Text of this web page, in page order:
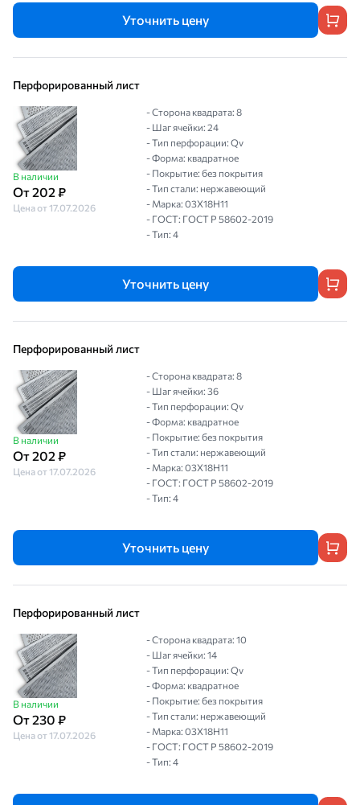
Уточнить цену
Перфорированный лист
В наличии
От 202 ₽
Цена от 17.07.2026
- Сторона квадрата: 8
- Шаг ячейки: 24
- Тип перфорации: Qv
- Форма: квадратное
- Покрытие: без покрытия
- Тип стали: нержавеющий
- Марка: 03Х18Н11
- ГОСТ: ГОСТ Р 58602-2019
- Тип: 4
Уточнить цену
Перфорированный лист
В наличии
От 202 ₽
Цена от 17.07.2026
- Сторона квадрата: 8
- Шаг ячейки: 36
- Тип перфорации: Qv
- Форма: квадратное
- Покрытие: без покрытия
- Тип стали: нержавеющий
- Марка: 03Х18Н11
- ГОСТ: ГОСТ Р 58602-2019
- Тип: 4
Уточнить цену
Перфорированный лист
В наличии
От 230 ₽
Цена от 17.07.2026
- Сторона квадрата: 10
- Шаг ячейки: 14
- Тип перфорации: Qv
- Форма: квадратное
- Покрытие: без покрытия
- Тип стали: нержавеющий
- Марка: 03Х18Н11
- ГОСТ: ГОСТ Р 58602-2019
- Тип: 4